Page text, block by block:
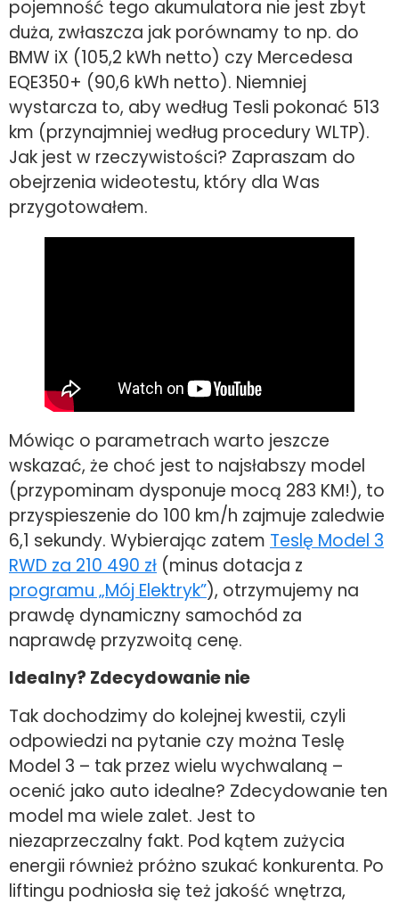
pojemność tego akumulatora nie jest zbyt
duża, zwłaszcza jak porównamy to np. do
BMW iX (105,2 kWh netto) czy Mercedesa
EQE350+ (90,6 kWh netto). Niemniej
wystarcza to, aby według Tesli pokonać 513
km (przynajmniej według procedury WLTP).
Jak jest w rzeczywistości? Zapraszam do
obejrzenia wideotestu, który dla Was
przygotowałem.
Mówiąc o parametrach warto jeszcze
wskazać, że choć jest to najsłabszy model
(przypominam dysponuje mocą 283 KM!), to
przyspieszenie do 100 km/h zajmuje zaledwie
6,1 sekundy. Wybierając zatem Teslę Model 3
RWD za 210 490 zł (minus dotacja z
programu „Mój Elektryk”), otrzymujemy na
prawdę dynamiczny samochód za
naprawdę przyzwoitą cenę.
Idealny? Zdecydowanie nie
Tak dochodzimy do kolejnej kwestii, czyli
odpowiedzi na pytanie czy można Teslę
Model 3 – tak przez wielu wychwalaną –
ocenić jako auto idealne? Zdecydowanie ten
model ma wiele zalet. Jest to
niezaprzeczalny fakt. Pod kątem zużycia
energii również próżno szukać konkurenta. Po
liftingu podniosła się też jakość wnętrza,